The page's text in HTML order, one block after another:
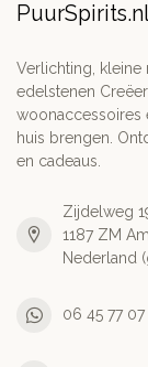
Verlichting, kleine
edelstenen
woonaccessoires
huis brengen.
en cadeaus.
Zijdelweg
1187 ZM
Nederland
06 45 77